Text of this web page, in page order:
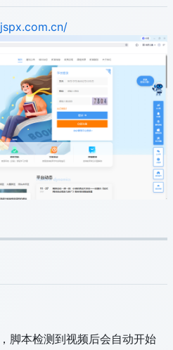
脚本检测到视频后会自动开始